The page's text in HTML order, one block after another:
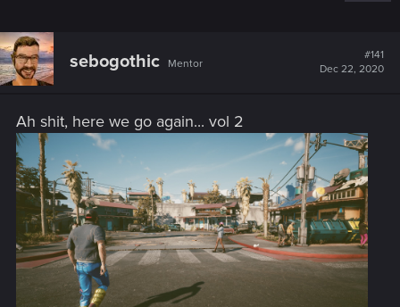
sebogothic Mentor
#141
Dec 22, 2020
Ah shit, here we go again... vol 2